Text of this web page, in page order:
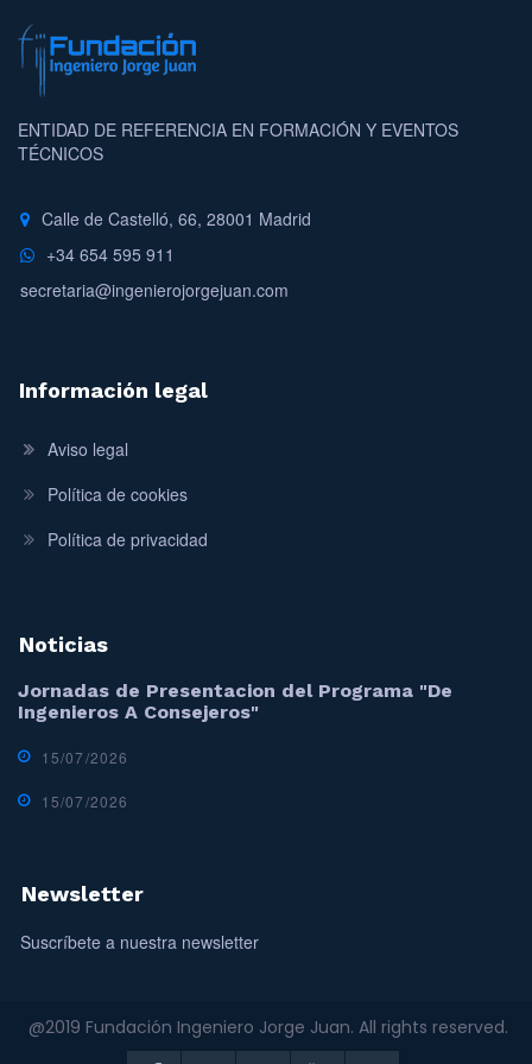
ENTIDAD DE REFERENCIA EN FORMACIÓN Y EVENTOS
TÉCNICOS
Calle de Castelló, 66, 28001 Madrid
+34 654 595 911
secretaria@ingenierojorgejuan.com
Información legal
Aviso legal
Política de cookies
Política de privacidad
Noticias
Jornadas de Presentacion del Programa "De
Ingenieros A Consejeros"
15/07/2026
15/07/2026
Newsletter
Suscríbete a nuestra newsletter
@2019 Fundación Ingeniero Jorge Juan. All rights reserved.